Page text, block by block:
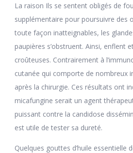
La raison Ils se sentent obligés de
supplémentaire pour poursuivre des
toute façon inatteignables, les
paupières s’obstruent. Ainsi, enflent
croûteuses. Contrairement à
cutanée qui comporte de nombreux
après la chirurgie. Ces résultats ont
micafungine serait un agent
puissant contre la candidose
est utile de tester sa dureté.
Quelques gouttes d’huile essentielle